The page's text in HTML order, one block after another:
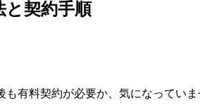
と契約手順
有料契約が必要か、気になっていま